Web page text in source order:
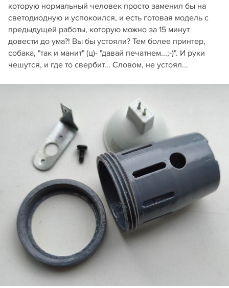
которую нормальный человек просто заменил бы на
светодиодную и успокоился, и есть готовая модель с
предыдущей работы, которую можно за 15 минут
довести до ума?! Вы бы устояли? Тем более принтер,
собака, "так и манит" (ц)- "давай печатнем...;-)". И руки
чешутся, и где то свербит... Словом, не устоял...